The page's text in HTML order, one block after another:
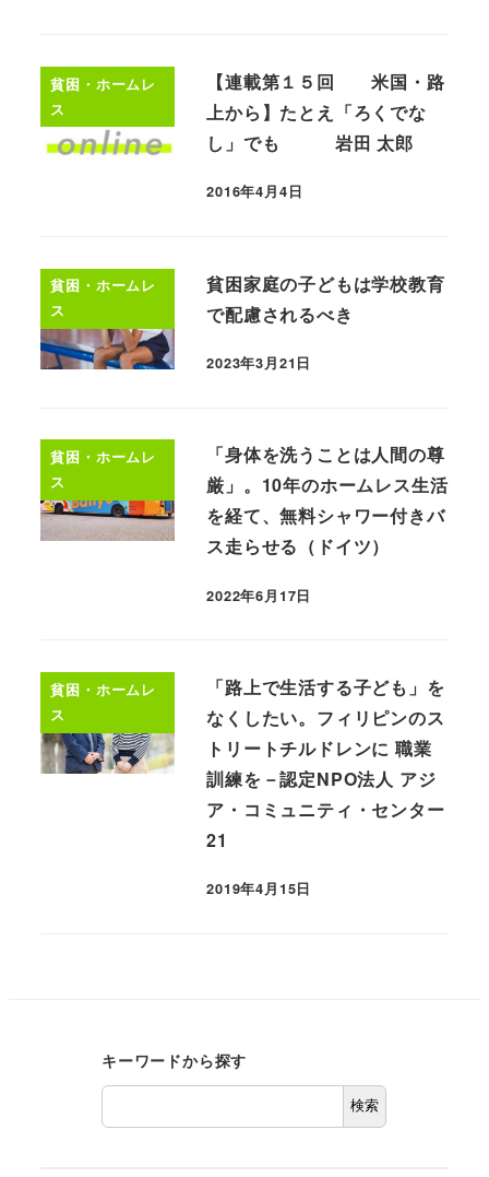
貧困・ホームレ
ス
【連載第１５回 米国・路
上から】たとえ「ろくでな
し」でも 岩田 太郎
2016年4月4日
貧困・ホームレ
ス
貧困家庭の子どもは学校教育
で配慮されるべき
2023年3月21日
貧困・ホームレ
ス
「身体を洗うことは人間の尊
厳」。10年のホームレス生活
を経て、無料シャワー付きバ
ス走らせる（ドイツ）
2022年6月17日
貧困・ホームレ
ス
「路上で生活する子ども」を
なくしたい。フィリピンのス
トリートチルドレンに 職業
訓練を－認定NPO法人 アジ
ア・コミュニティ・センター
21
2019年4月15日
キーワードから探す
検索